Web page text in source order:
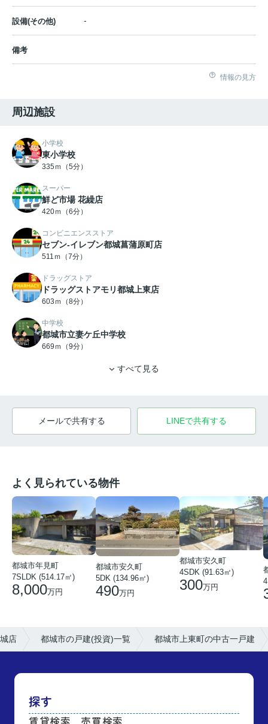
設備(その他) -
備考
情報の見方
周辺施設
小学校
東小学校
335ｍ（5分）
スーパー
鮮ど市場 花繰店
420ｍ（6分）
コンビニエンスストア
セブン-イレブン都城菖蒲原町店
511ｍ（7分）
ドラッグストア
ドラッグストアモリ都城上東店
603ｍ（8分）
中学校
都城市立妻ケ丘中学校
669ｍ（9分）
すべて見る
メールで共有する LINEで共有する
よく見られている物件
都城市年見町
7SLDK (514.17㎡)
8,000万円
都城市安久町
5DK (134.96㎡)
490万円
都城市安久町
4SDK (91.63㎡)
300万円
店 都城市の戸建(投資)一覧 都城市上東町の中古一戸建
探す